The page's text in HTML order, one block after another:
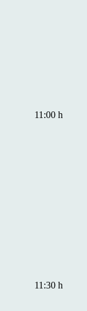
11:00 h
11:30 h